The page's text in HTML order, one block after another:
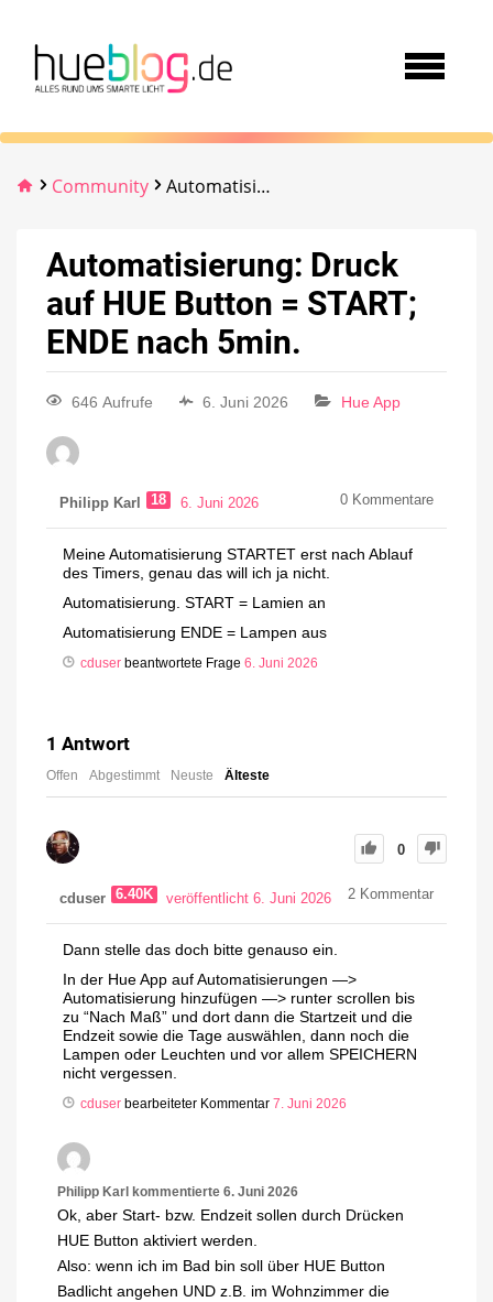
Community Automatisierung: Druck auf HUE Button = START; ENDE nach 5min.
Automatisierung: Druck
auf HUE Button = START;
ENDE nach 5min.
646 Aufrufe 6. Juni 2026 Hue App
Philipp Karl 18 6. Juni 2026 0 Kommentare
Meine Automatisierung STARTET erst nach Ablauf
des Timers, genau das will ich ja nicht.
Automatisierung. START = Lamien an
Automatisierung ENDE = Lampen aus
cduser beantwortete Frage 6. Juni 2026
1 Antwort
Offen Abgestimmt Neuste Älteste
0
cduser 6.40K veröffentlicht 6. Juni 2026 2 Kommentar
Dann stelle das doch bitte genauso ein.
In der Hue App auf Automatisierungen —>
Automatisierung hinzufügen —> runter scrollen bis
zu “Nach Maß” und dort dann die Startzeit und die
Endzeit sowie die Tage auswählen, dann noch die
Lampen oder Leuchten und vor allem SPEICHERN
nicht vergessen.
cduser bearbeiteter Kommentar 7. Juni 2026
Philipp Karl kommentierte 6. Juni 2026
Ok, aber Start- bzw. Endzeit sollen durch Drücken
HUE Button aktiviert werden.
Also: wenn ich im Bad bin soll über HUE Button
Badlicht angehen UND z.B. im Wohnzimmer die